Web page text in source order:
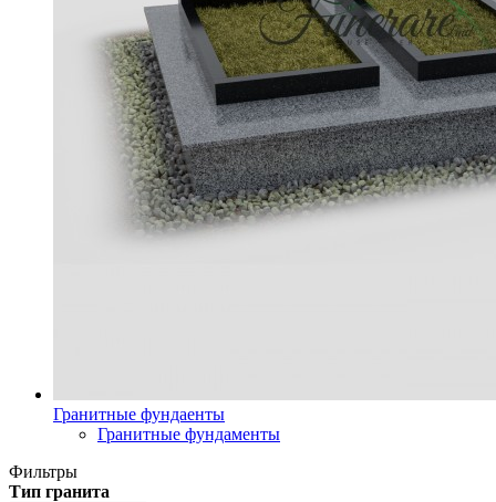
Гранитные фундаенты
Гранитные фундаменты
Фильтры
Тип гранита